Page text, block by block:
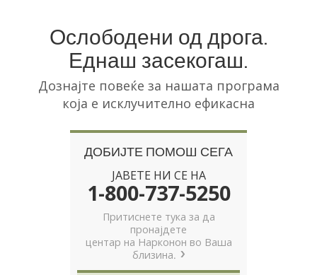
Svenska
Arabic
Nepali
Ukrainian
Czech
Turkish
Ослободени од дрога.
Еднаш засекогаш.
Дознајте повеќе за нашата програма
која е исклучително ефикасна
ДОБИЈТЕ ПОМОШ СЕГА
ЈАВЕТЕ НИ СЕ НА
1-800-737-5250
Притиснете тука за да
пронајдете
центар на Нарконон во Ваша
близина.